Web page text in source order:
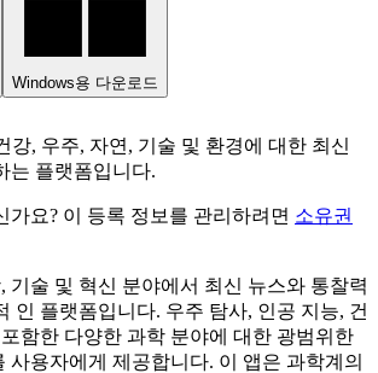
Windows용 다운로드
강, 우주, 자연, 기술 및 환경에 대한 최신
는 플랫폼입니다.
가요? 이 등록 정보를 관리하려면 소유권
, 기술 및 혁신 분야에서 최신 뉴스와 통찰력
인 플랫폼입니다. 우주 탐사, 인공 지능, 건
함한 다양한 과학 분야에 대한 광범위한
사용자에게 제공합니다. 이 앱은 과학계의